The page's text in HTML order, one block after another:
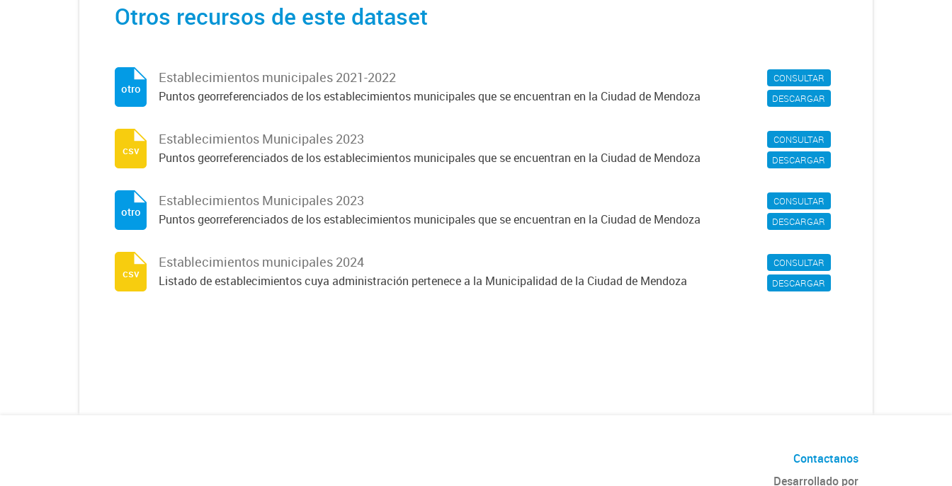
Otros recursos de este dataset
CONSULTAR
DESCARGAR
Establecimientos municipales 2021-2022
Puntos georreferenciados de los establecimientos municipales que se encuentran en la Ciudad de Mendoza
otro
CONSULTAR
DESCARGAR
Establecimientos Municipales 2023
Puntos georreferenciados de los establecimientos municipales que se encuentran en la Ciudad de Mendoza
csv
CONSULTAR
DESCARGAR
Establecimientos Municipales 2023
Puntos georreferenciados de los establecimientos municipales que se encuentran en la Ciudad de Mendoza
otro
CONSULTAR
DESCARGAR
Establecimientos municipales 2024
Listado de establecimientos cuya administración pertenece a la Municipalidad de la Ciudad de Mendoza
csv
Contactanos
Desarrollado por